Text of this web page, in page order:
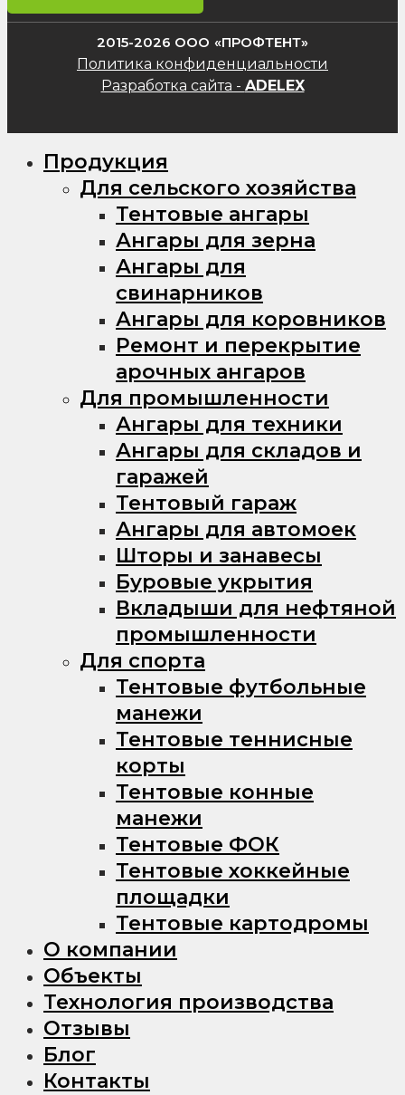
2015-2026 ООО «ПРОФТЕНТ»
Политика конфиденциальности
Разработка сайта - ADELEX
Продукция
Для сельского хозяйства
Тентовые ангары
Ангары для зерна
Ангары для
свинарников
Ангары для коровников
Ремонт и перекрытие
арочных ангаров
Для промышленности
Ангары для техники
Ангары для складов и
гаражей
Тентовый гараж
Ангары для автомоек
Шторы и занавесы
Буровые укрытия
Вкладыши для нефтяной
промышленности
Для спорта
Тентовые футбольные
манежи
Тентовые теннисные
корты
Тентовые конные
манежи
Тентовые ФОК
Тентовые хоккейные
площадки
Тентовые картодромы
О компании
Объекты
Технология производства
Отзывы
Блог
Контакты